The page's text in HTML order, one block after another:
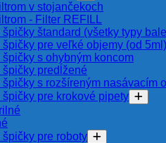
v stojančekoch
- Filter REFILL
špičky štandard (všetky typy
špičky pre veľké objemy (od 5ml)
špičky s ohybným koncom
špičky predĺžené
špičky s rozšíreným nasávacím
špičky pre krokové pipety
špičky pre roboty